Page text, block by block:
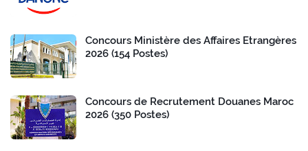
Concours Ministère des Affaires Etrangères
2026 (154 Postes)
Concours de Recrutement Douanes Maroc
2026 (350 Postes)